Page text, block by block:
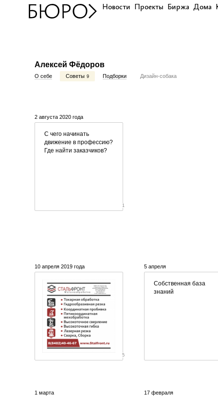
Новости Проекты Биржа Дома
Алексей Фёдоров
О себе Советы 9 Подборки Дизайн-собака
2 августа 2020 года
С чего начинать
движение в профессию?
Где найти заказчиков?
1
10 апреля 2019 года
5
5 апреля
Собственная база
знаний
1 марта 17 февраля